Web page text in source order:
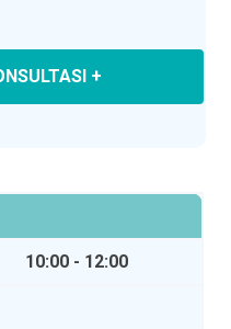
+
10:00 - 12:00